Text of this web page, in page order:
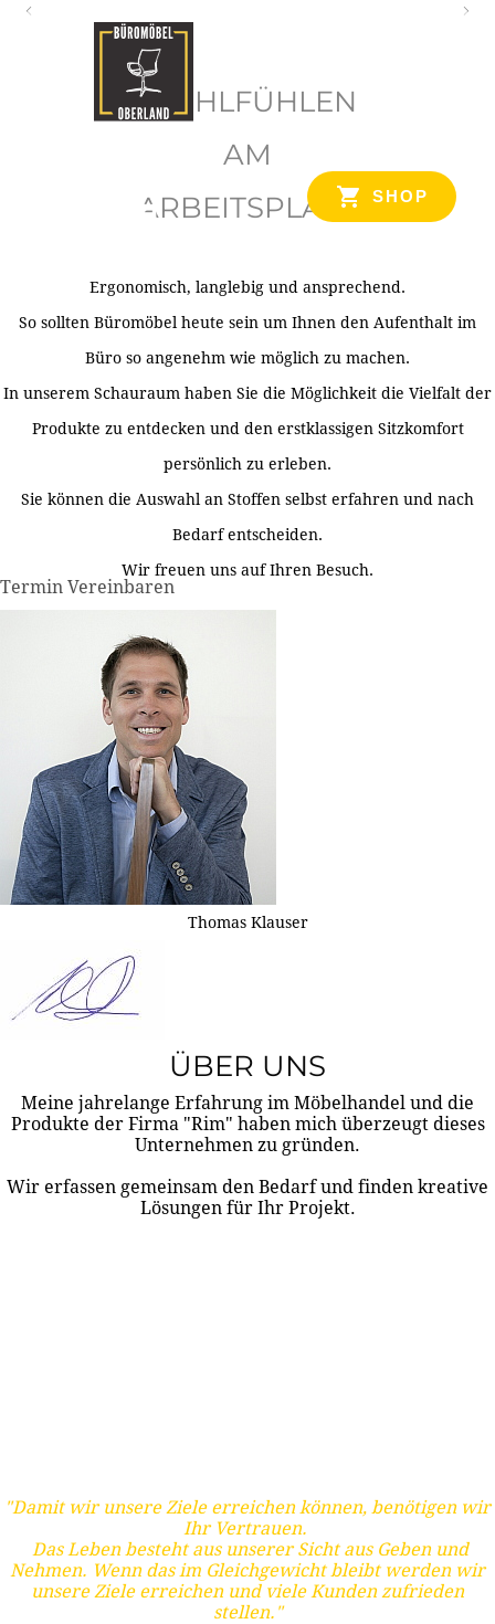
SHOP
WOHLFÜHLEN
AM
ARBEITSPLATZ
Ergonomisch, langlebig und ansprechend.
So sollten Büromöbel heute sein um Ihnen den Aufenthalt im
Büro so angenehm wie möglich zu machen.
In unserem Schauraum haben Sie die Möglichkeit die Vielfalt der
Produkte zu entdecken und den erstklassigen Sitzkomfort
persönlich zu erleben.
Sie können die Auswahl an Stoffen selbst erfahren und nach
Bedarf entscheiden.
Wir freuen uns auf Ihren Besuch.
Termin Vereinbaren
Thomas Klauser
ÜBER UNS
Meine jahrelange Erfahrung im Möbelhandel und die
Produkte der Firma "Rim" haben mich überzeugt dieses
Unternehmen zu gründen.
Wir erfassen gemeinsam den Bedarf und finden kreative
Lösungen für Ihr Projekt.
"Damit wir unsere Ziele erreichen können, benötigen wir
Ihr Vertrauen.
Das Leben besteht aus unserer Sicht aus Geben und
Nehmen. Wenn das im Gleichgewicht bleibt werden wir
unsere Ziele erreichen und viele Kunden zufrieden
stellen."